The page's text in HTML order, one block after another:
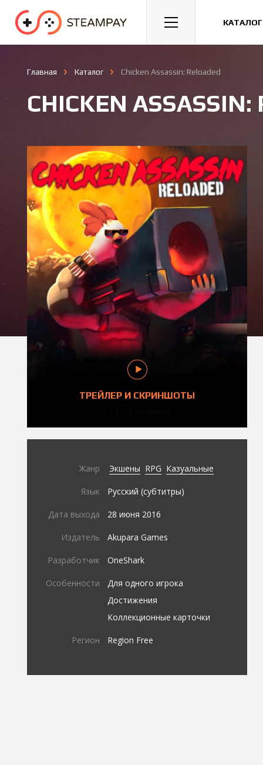
Спорт Гонки Казуальные
Главная Каталог Chicken Assassin: Reloaded
CHICKEN ASSASSIN:
ТРЕЙЛЕР И СКРИНШОТЫ
Жанр Экшены RPG Казуальные
Язык Русский (субтитры)
Дата выхода 28 июня 2016
Издатель Akupara Games
Разработчик OneShark
Особенности
Для одного игрока
Достижения
Коллекционные карточки
Регион Region Free